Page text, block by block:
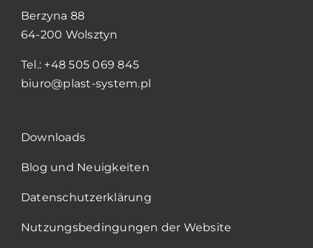
Berzyna 88
64-200 Wolsztyn
Tel.: +48 505 069 845
biuro@plast-system.pl
Downloads
Blog und Neuigkeiten
Datenschutzerklärung
Nutzungsbedingungen der Website